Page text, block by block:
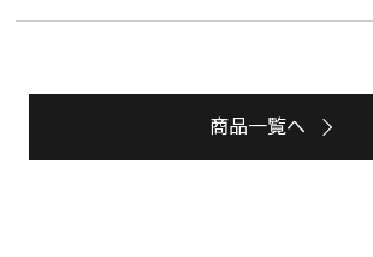
キーワードで探す
カモミール仙鶴草深蒸し茶
商品一覧へ